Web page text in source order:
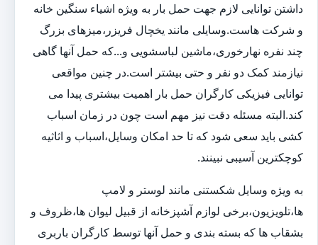
داشتن توانایی لازم جهت حمل بار به ویژه اشیاء سنگین خانه
و شرکت هاست.وسایلی مانند یخچال فریزر،میزهای بزرگ
چند نفره نهارخوری،ماشین لباسشویی و...که حمل آنها گاهی
نیازمند کمک دو نفر و حتی بیشتر است.در چنین مواقعی
توانایی فیزیکی کارگران حمل بار اهمیت بیشتری پیدا می
کند.البته مسئله دقت نیز مهم است چون در زمان اسباب
کشی باید سعی شود که تا حد امکان وسایل،اسباب و اثاثیه
کوچکترین آسیبی نبینند.
به ویژه وسایل شکستنی مانند لوستر و لامپ
ها،تلویزیون،برخی لوازم آشپزخانه از قبیل لیوان ها،ظروف و
بشقاب ها که بسته بندی و حمل آنها توسط کارگران باربری